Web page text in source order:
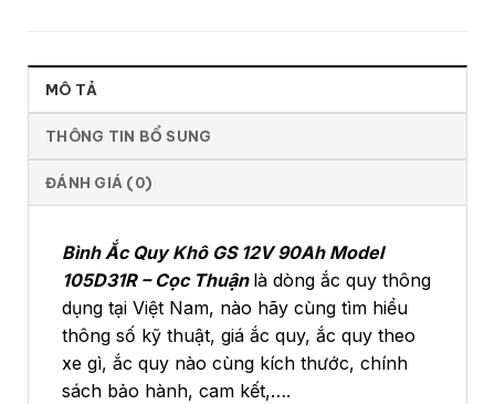
MÔ TẢ
THÔNG TIN BỔ SUNG
ĐÁNH GIÁ (0)
Bình Ắc Quy Khô GS 12V 90Ah Model
105D31R – Cọc Thuận là dòng ắc quy thông
dụng tại Việt Nam, nào hãy cùng tìm hiểu
thông số kỹ thuật, giá ắc quy, ắc quy theo
xe gì, ắc quy nào cùng kích thước, chính
sách bảo hành, cam kết,….